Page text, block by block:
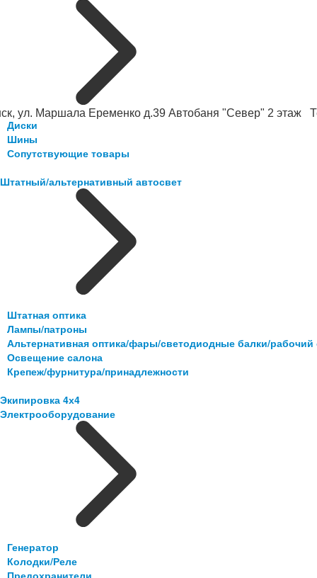
ул. Маршала Еременко д.39 Автобаня "Север" 2 этаж
Диски
Шины
Сопутствующие товары
Штатный/альтернативный автосвет
Штатная оптика
Лампы/патроны
Альтернативная оптика/фары/светодиодные балки/рабочий
Освещение салона
Крепеж/фурнитура/принадлежности
Экипировка 4х4
Электрооборудование
Генератор
Колодки/Реле